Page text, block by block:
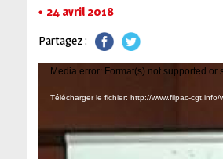
24 avril 2018
Partagez :
Lecteur
Media error: Format(s) not supported or
Télécharger le fichier: http://www.filpac-